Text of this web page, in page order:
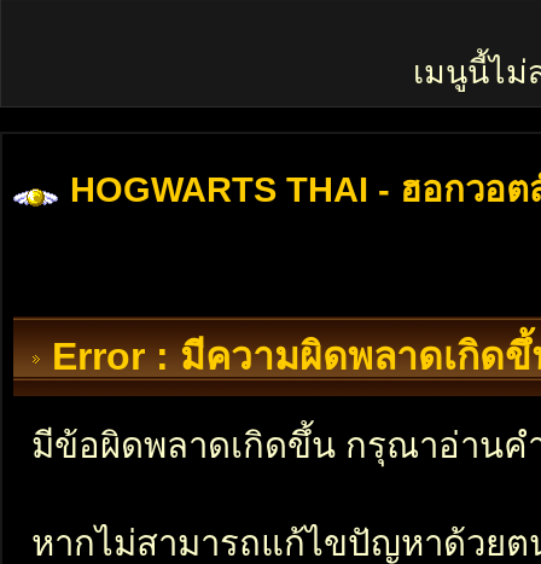
เมนูนี้ไม่
HOGWARTS THAI - ฮอกวอต
Error : มีความผิดพลาดเกิดขึ้
มีข้อผิดพลาดเกิดขึ้น กรุณาอ่านค
หากไม่สามารถแก้ไขปัญหาด้วย